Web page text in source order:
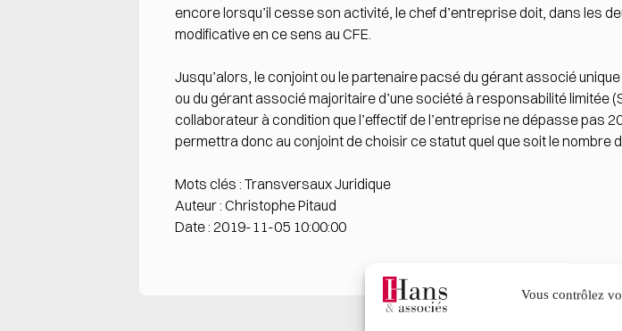
Vous contrôlez
encore lorsqu’il cesse son activité, le chef d’entreprise doit, dans les
modificative en ce sens au CFE.
Jusqu’alors, le conjoint ou le partenaire pacsé du gérant associé
ou du gérant associé majoritaire d’une société à responsabilité limitée
collaborateur à condition que l’effectif de l’entreprise ne dépasse pas
permettra donc au conjoint de choisir ce statut quel que soit le nombre
Mots clés : Transversaux Juridique
Auteur : Christophe Pitaud
Date : 2019-11-05 10:00:00